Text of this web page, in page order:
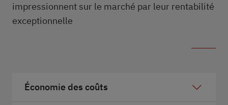
impressionnent sur le marché par leur rentabilité
exceptionnelle
Économie des coûts